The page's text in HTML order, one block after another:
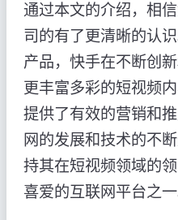
通过本文的介绍，相
司的有了更清晰的认
产品，快手在不断创
更丰富多彩的短视频
提供了有效的营销和
网的发展和技术的不
持其在短视频领域的
喜爱的互联网平台之一